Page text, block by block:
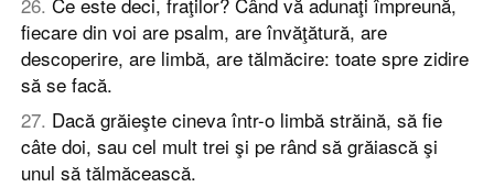
fiecare din voi are psalm, are învăţătură, are
descoperire, are limbă, are tălmăcire: toate spre zidire
să se facă.
27. Dacă grăieşte cineva într-o limbă străină, să fie
câte doi, sau cel mult trei şi pe rând să grăiască şi
unul să tălmăcească.